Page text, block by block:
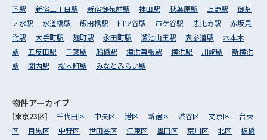
下駅
新宿三丁目駅 新宿御苑前駅 神田駅 秋葉原駅 上野駅
御茶
ノ水駅
水道橋駅 飯田橋駅 四ツ谷駅 市ケ谷駅 恵比寿駅
赤坂見
附駅
大手町駅 麹町駅 永田町駅 溜池山王駅 表参道駅
六本木
駅
五反田駅 千葉駅 船橋駅 海浜幕張駅 横浜駅 川崎駅
新横浜
駅
関内駅 桜木町駅 みなとみらい駅
物件アーカイブ
[東京23区] 千代田区 中央区 港区 新宿区 渋谷区 文京区
台東
区
目黒区 中野区 世田谷区 江東区 墨田区 荒川区 北区
板橋